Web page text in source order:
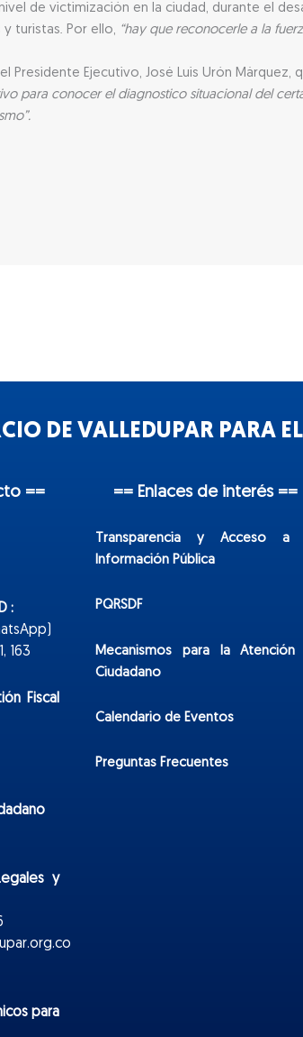
nivel de victimización en la ciudad, durante el
turistas. Por ello, “hay que reconocerle a la
Presidente Ejecutivo, José Luis Urón Márquez,
para conocer el diagnostico situacional del
DE VALLEDUPAR PARA
==
:
163
Fiscal
y
para
== Enlaces de interés ==
Transparencia y Acceso a
Información Pública
PQRSDF
Mecanismos para la Atención
Ciudadano
Calendario de Eventos
Preguntas Frecuentes